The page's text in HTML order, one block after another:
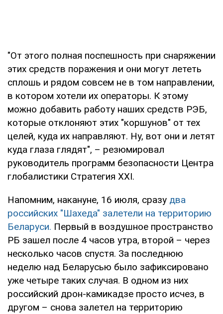
"От этого полная поспешность при снаряжении
этих средств поражения и они могут лететь
сплошь и рядом совсем не в том направлении,
в котором хотели их операторы. К этому
можно добавить работу наших средств РЭБ,
которые отклоняют этих "коршунов" от тех
целей, куда их направляют. Ну, вот они и летят
куда глаза глядят", – резюмировал
руководитель программ безопасности Центра
глобалистики Стратегия ХХІ.
Напомним, накануне, 16 июля, сразу два
российских "Шахеда" залетели на территорию
Беларуси. Первый в воздушное пространство
РБ зашел после 4 часов утра, второй – через
несколько часов спустя. За последнюю
неделю над Беларусью было зафиксировано
уже четыре таких случая. В одном из них
российский дрон-камикадзе просто исчез, в
другом – снова залетел на территорию